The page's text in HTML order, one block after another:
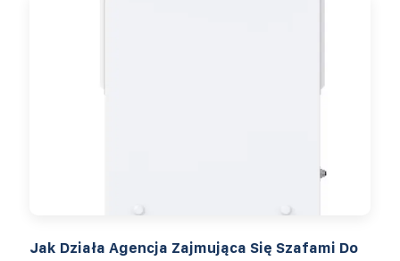
Jak Działa Agencja Zajmująca Się Szafami Do